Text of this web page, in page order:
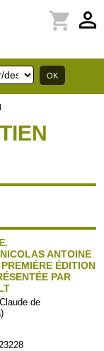
perm_identity
shopping_cart
ANTOINE
ÉDITION
PAR
de